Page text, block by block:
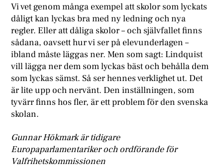
Vi vet genom många exempel att skolor som lyckats
dåligt kan lyckas bra med ny ledning och nya
regler. Eller att dåliga skolor – och självfallet finns
sådana, oavsett hur vi ser på elevunderlagen –
ibland måste läggas ner. Men som sagt: Lindquist
vill lägga ner dem som lyckas bäst och behålla dem
som lyckas sämst. Så ser hennes verklighet ut. Det
är lite upp och nervänt. Den inställningen, som
tyvärr finns hos fler, är ett problem för den svenska
skolan.
Gunnar Hökmark är tidigare
Europaparlamentariker och ordförande för
Valfrihetskommissionen